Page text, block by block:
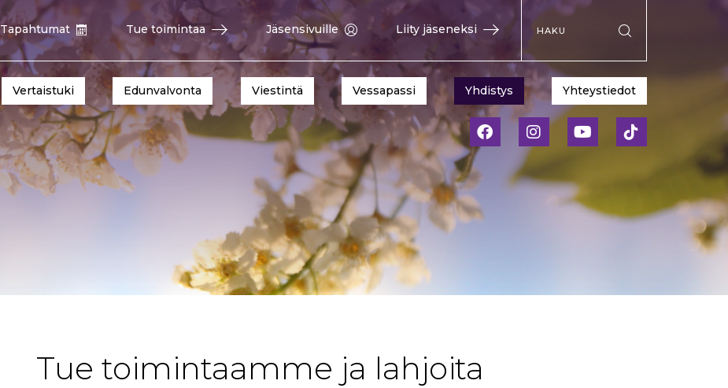
Tapahtumat Tue toimintaa Jäsensivuille Liity jäseneksi
Hae sivustolta
Vertaistuki Edunvalvonta Viestintä Vessapassi Yhdistys Yhteystiedot
Tue toimintaamme ja lahjoita